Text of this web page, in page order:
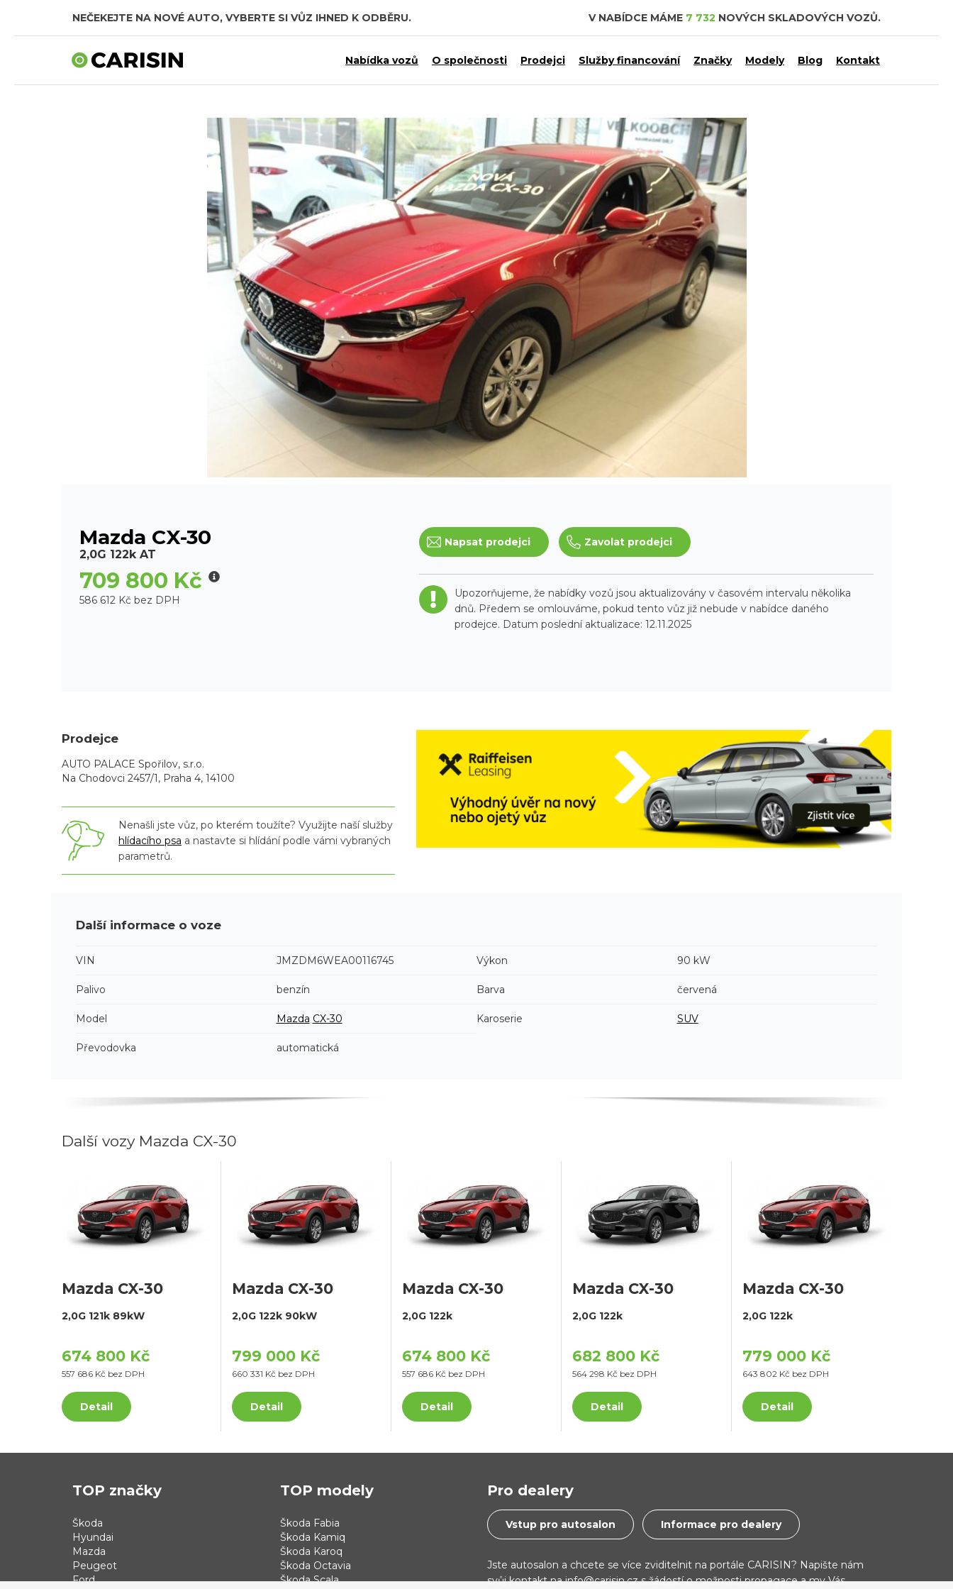
NEČEKEJTE NA NOVÉ AUTO, VYBERTE SI VŮZ IHNED K ODBĚRU.
SKLADOVÁ AUTA V CELKOVÉ HODNOTĚ TÉMĚŘ 7,5 MILIARDY KČ. V NABÍDCE MÁME 7 732 NOVÝCH SKLADOVÝCH VOZŮ.
Nabídka vozů O společnosti Prodejci Služby financování Značky Modely Blog Kontakt
Mazda CX-30
2,0G 122k AT
709 800 Kč
586 612 Kč bez DPH
Napsat prodejci Zavolat prodejci
Upozorňujeme, že nabídky vozů jsou aktualizovány v časovém intervalu několika
dnů. Předem se omlouváme, pokud tento vůz již nebude v nabídce daného
prodejce. Datum poslední aktualizace: 12.11.2025
Prodejce
AUTO PALACE Spořilov, s.r.o.
Na Chodovci 2457/1, Praha 4, 14100
Nenašli jste vůz, po kterém toužíte? Využijte naší služby
hlídacího psa a nastavte si hlídání podle vámi vybraných
parametrů.
Další informace o voze
VIN JMZDM6WEA00116745 Výkon 90 kW
Palivo benzín Barva červená
Model Mazda CX-30 Karoserie SUV
Převodovka automatická
Další vozy Mazda CX-30
Mazda CX-30
2,0G 121k 89kW
674 800 Kč
557 686 Kč bez DPH
Detail
Mazda CX-30
2,0G 122k 90kW
799 000 Kč
660 331 Kč bez DPH
Detail
Mazda CX-30
2,0G 122k
674 800 Kč
557 686 Kč bez DPH
Detail
Mazda CX-30
2,0G 122k
682 800 Kč
564 298 Kč bez DPH
Detail
Mazda CX-30
2,0G 122k
779 000 Kč
643 802 Kč bez DPH
Detail
TOP značky
Škoda
Hyundai
Mazda
Peugeot
Ford
TOP modely
Škoda Fabia
Škoda Kamiq
Škoda Karoq
Škoda Octavia
Škoda Scala
Pro dealery
Vstup pro autosalon Informace pro dealery
Jste autosalon a chcete se více zviditelnit na portále CARISIN? Napište nám
svůj kontakt na info@carisin.cz s žádostí o možnosti propagace a my Vás